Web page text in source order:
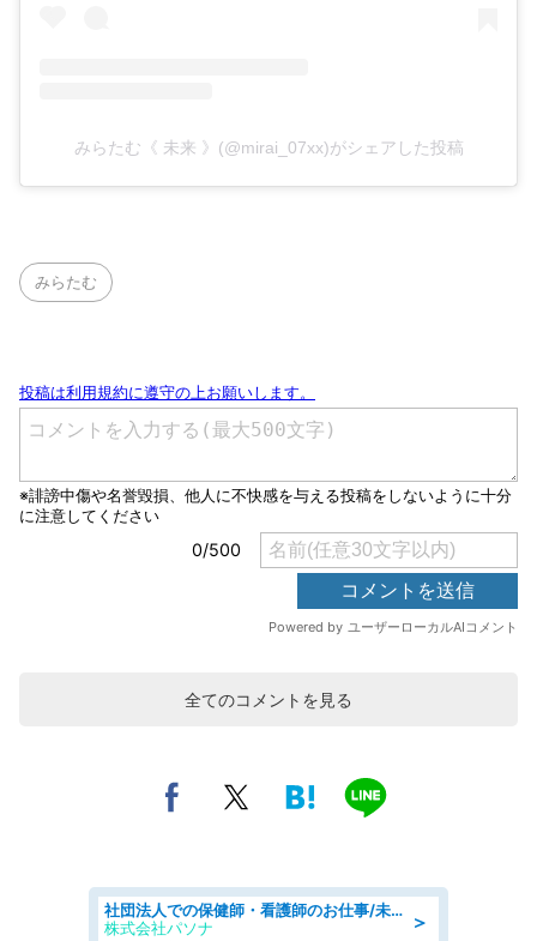
みらたむ《 未来 》(@mirai_07xx)がシェアした投稿
みらたむ
全てのコメントを見る
＞
社団法人での保健師・看護師のお仕事/未経験OK/要資格:普通免許、保健師、正看護師
株式会社パソナ